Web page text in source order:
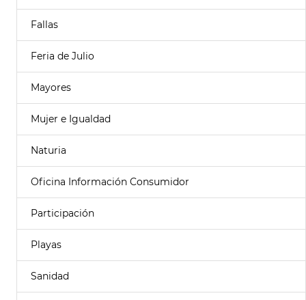
Fallas
Feria de Julio
Mayores
Mujer e Igualdad
Naturia
Oficina Información Consumidor
Participación
Playas
Sanidad